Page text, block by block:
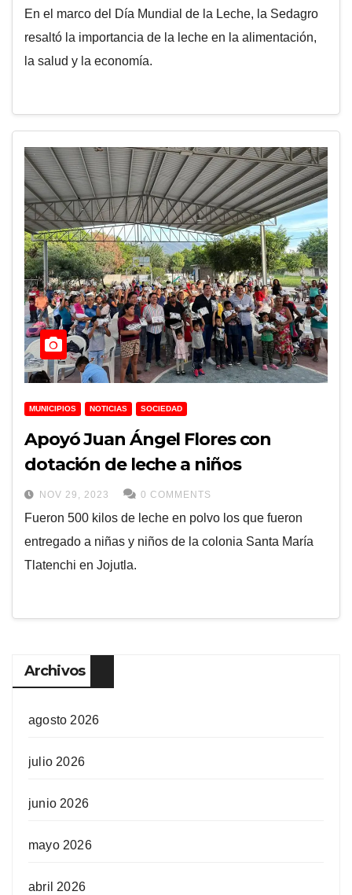
En el marco del Día Mundial de la Leche, la Sedagro
resaltó la importancia de la leche en la alimentación,
la salud y la economía.
MUNICIPIOS NOTICIAS SOCIEDAD
Apoyó Juan Ángel Flores con
dotación de leche a niños
NOV 29, 2023 0 COMMENTS
Fueron 500 kilos de leche en polvo los que fueron
entregado a niñas y niños de la colonia Santa María
Tlatenchi en Jojutla.
Archivos
agosto 2026
julio 2026
junio 2026
mayo 2026
abril 2026